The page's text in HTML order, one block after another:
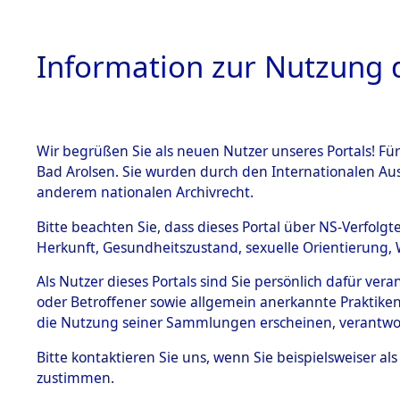
HOME
BESTÄNDE
Inhaftierungsdoku
mente
1.2.9 Beim ITS
verwahrte
1.2.9.1
Effekten aus
0002
Information zur Nutzung
Wir begrüßen Sie als neuen Nutzer unseres Portals!
Bad Arolsen. Sie wurden durch den Internationalen
anderem nationalen Archivrecht.
Bitte beachten Sie, dass dieses Portal über NS-
Herkunft, Gesundheitszustand, sexuelle
Als Nutzer dieses Portals sind Sie persönlich dafür
oder Betroffener sowie allgemein anerkannte
die Nutzung seiner Sammlungen erscheinen,
Bitte kontaktieren Sie uns, wenn Sie beispielsweiser
zustimmen.